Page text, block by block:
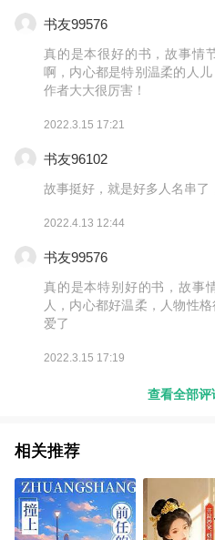
书友99576
真的是本很好的书，故事情
啊，内心都是特别温柔的人
作者大大很厉害！
2022.3.15 17:21
书友96102
故事挺好，就是好多人名串了
2022.4.13 12:44
书友99576
真的是本特别好的书，故事
人，内心都好温柔，人物性
爱了
2022.3.15 17:19
查看全部评
相关推荐